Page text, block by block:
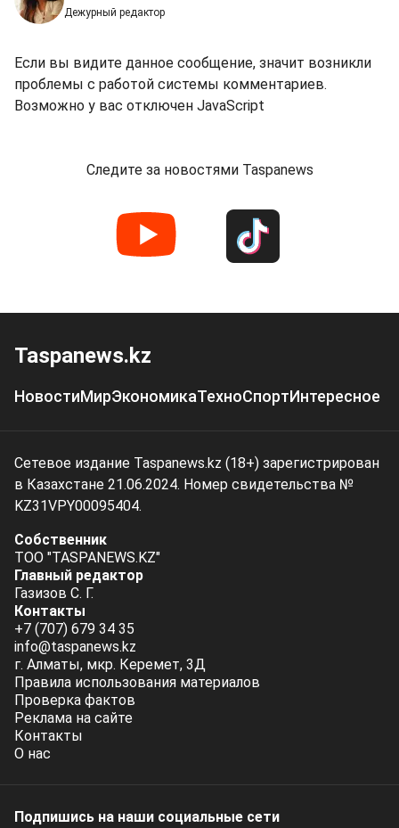
Дежурный редактор
Если вы видите данное сообщение, значит возникли
проблемы с работой системы комментариев.
Возможно у вас отключен JavaScript
Следите за новостями Taspanews
Taspanews.kz
НовостиМирЭкономикаТехноСпортИнтересное
Сетевое издание Taspanews.kz (18+) зарегистрирован
в Казахстане 21.06.2024. Номер свидетельства №
KZ31VPY00095404.
Собственник
ТОО "TASPANEWS.KZ"
Главный редактор
Газизов С. Г.
Контакты
+7 (707) 679 34 35
info@taspanews.kz
г. Алматы, мкр. Керемет, 3Д
Правила использования материалов
Проверка фактов
Реклама на сайте
Контакты
О нас
Подпишись на наши социальные cети